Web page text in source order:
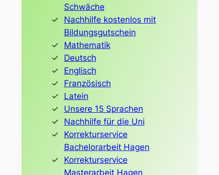
Schwäche
Nachhilfe kostenlos mit
Bildungsgutschein
Mathematik
Deutsch
Englisch
Französisch
Latein
Unsere 15 Sprachen
Nachhilfe für die Uni
Korrekturservice
Bachelorarbeit Hagen
Korrekturservice
Masterarbeit Hagen